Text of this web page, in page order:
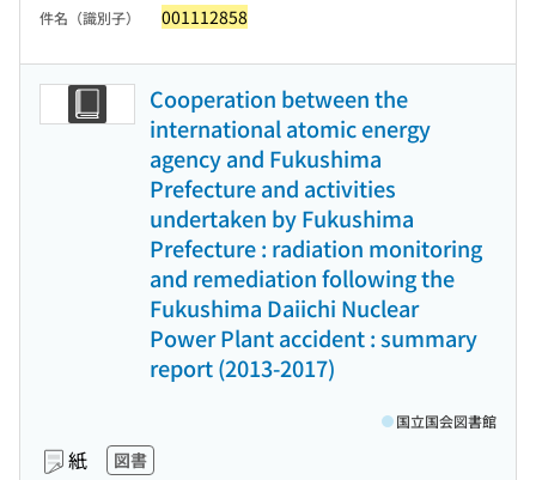
件名（識別子） 001112858
Cooperation between the
international atomic energy
agency and Fukushima
Prefecture and activities
undertaken by Fukushima
Prefecture : radiation monitoring
and remediation following the
Fukushima Daiichi Nuclear
Power Plant accident : summary
report (2013-2017)
紙 図書
国立国会図書館